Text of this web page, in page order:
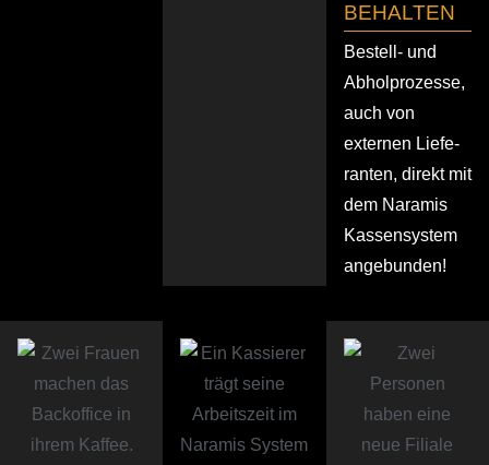
BEHALTEN
Bestell- und
Abhol­pro­zesse,
auch von
externen Liefe­
ranten, direkt mit
dem Naramis
Kassen­system
angebunden!